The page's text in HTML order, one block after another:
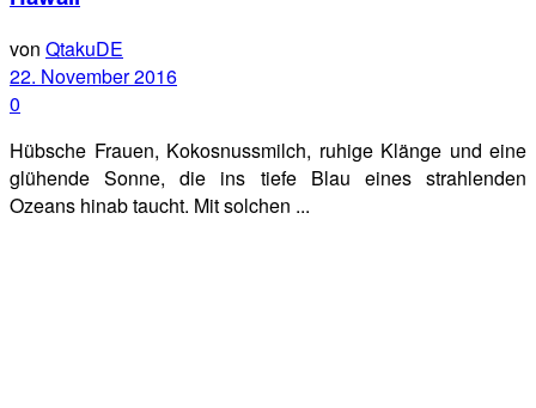
von QtakuDE
22. November 2016
0
Hübsche Frauen, Kokosnussmilch, ruhige Klänge und eine
glühende Sonne, die ins tiefe Blau eines strahlenden
Ozeans hinab taucht. Mit solchen ...